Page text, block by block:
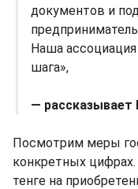
документов и
Наша
шага»,
—
Посмотрим меры
конкретных
тенге на